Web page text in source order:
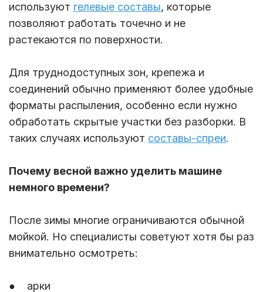
используют гелевые составы, которые
позволяют работать точечно и не
растекаются по поверхности.
Для труднодоступных зон, крепежа и
соединений обычно применяют более удобные
форматы распыления, особенно если нужно
обработать скрытые участки без разборки. В
таких случаях используют составы-спреи.
Почему весной важно уделить машине
немного времени?
После зимы многие ограничиваются обычной
мойкой. Но специалисты советуют хотя бы раз
внимательно осмотреть:
● арки